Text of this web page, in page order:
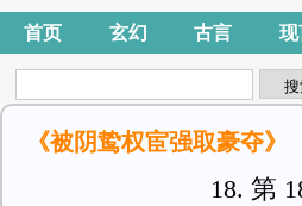
首页 玄幻 古言 现
《被阴鸷权宦强取豪夺》
18. 第